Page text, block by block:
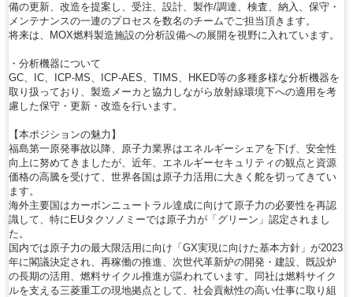
備の更新、改造を提案し、受注、設計、製作/調達、検査、納入、保守・
メンテナンスの一連のプロセスを数名のチームでご担当頂きます。
将来は、MOX燃料製造施設の分析設備への展開を視野に入れています。
・分析機器について
GC、IC、ICP-MS、ICP-AES、TIMS、HKED等の多種多様な分析機器を
取り扱っており、製造メーカと協力しながら放射線環境下への適用を考
慮した保守・更新・改造を行います。
【本ポジションの魅力】
福島第一原発事故以降、原子力業界はエネルギーシェアを下げ、安全性
向上に努めてきましたが、近年、エネルギーセキュリティの観点と資源
価格の高騰を受けて、世界各国は原子力活用に大きく舵を切ってきてい
ます。
海外主要国はカーボンニュートラル達成に向けて原子力の必要性を再認
識して、特にEUタクソノミーでは原子力が「グリーン」認定されまし
た。
国内では原子力の最大限活用に向け「GX実現に向けた基本方針」が2023
年に閣議決定され、再稼働の推進、次世代革新炉の開発・建設、既設炉
の長期の活用、燃料サイクル推進が謳われています。同社は燃料サイク
ルを支える三菱重工の現地拠点として、社会貢献性の高い仕事に取り組